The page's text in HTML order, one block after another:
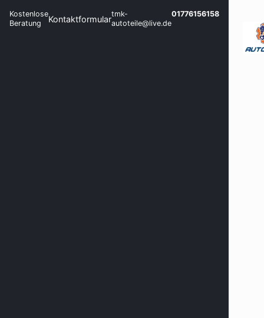
Kostenlose
Beratung
Kontaktformulartmk-
autoteile@live.de
01776156158